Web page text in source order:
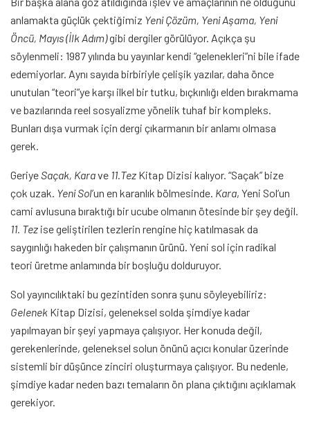
anlamakta güçlük çektiğimiz Yeni Çözüm, Yeni Aşama, Yeni
Öncü, Mayıs (İlk Adım)gibi dergiler görülüyor. Açıkça şu
söylenmeli: 1987 yılında bu yayınlar kendi “gelenekleri”ni bile ifade
edemiyorlar. Aynı sayıda birbiriyle çelişik yazılar, daha önce
unutulan “teori”ye karşı ilkel bir tutku, bıçkınlığı elden bırakmama
ve bazılarında reel sosyalizme yönelik tuhaf bir kompleks.
Bunları dışa vurmak için dergi çıkarmanın bir anlamı olmasa
gerek.
GeriyeSaçak, Karave 11.Tez Kitap Dizisi kalıyor. “Saçak” bize
çok uzak. Yeni Sol’un en karanlık bölmesinde. Kara, Yeni Sol’un
cami avlusuna bıraktığı bir ucube olmanın ötesinde bir şey değil.
11. Tez ise geliştirilen tezlerin rengine hiç katılmasak da
saygınlığı hakeden bir çalışmanın ürünü. Yeni sol için radikal
teori üretme anlamında bir boşluğu dolduruyor.
Sol yayıncılıktaki bu gezintiden sonra şunu söyleyebiliriz:
Gelenek Kitap Dizisi, geleneksel solda şimdiye kadar
yapılmayan bir şeyi yapmaya çalışıyor. Her konuda değil,
gerekenlerinde, geleneksel solun önünü açıcı konular üzerinde
sistemli bir düşünce zinciri oluşturmaya çalışıyor. Bu nedenle,
şimdiye kadar neden bazı temaların ön plana çıktığını açıklamak
gerekiyor.